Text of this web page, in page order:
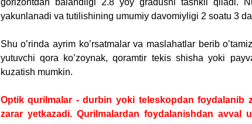
gorizontdan balandligi 2.8 yoy gradusni tashkil qiladi.
yakunlanadi va tutilishining umumiy davomiyligi 2 soatu 3
Shu o’rinda ayrim ko’rsatmalar va maslahatlar berib
yutuvchi qora ko’zoynak, qoramtir tekis shisha yoki
kuzatish mumkin.
Optik qurilmalar - durbin yoki teleskopdan foydalanib
zarar yetkazadi. Qurilmalardan foydalanishdan avval